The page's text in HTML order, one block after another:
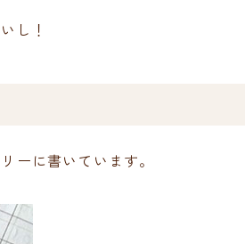
し！
ーに書いています。